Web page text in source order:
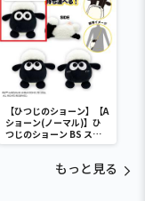
【ひつじのショーン】【A
ショーン(ノーマル)】ひ
つじのショーン BS スマ
ホショーンルダー
もっと見る